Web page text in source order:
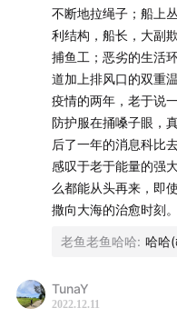
不断地拉绳子；船上
利结构，船长，大副
捕鱼工；恶劣的生活
道加上排风口的双重
疫情的两年，老于说
防护服在捅嗓子眼，
后了一年的消息科比
感叹于老于能量的强
么都能从头再来，即
撒向大海的治愈时刻。
老鱼老鱼哈哈: 哈哈
TunaY
2022.12.11